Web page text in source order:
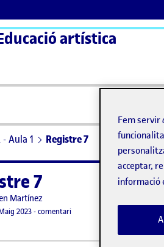
Ágora artística
Aula 1 Registre 7
7
Martínez
de publicació
2023-comentariel Registre 7
Fem servir
acceptar,
informació